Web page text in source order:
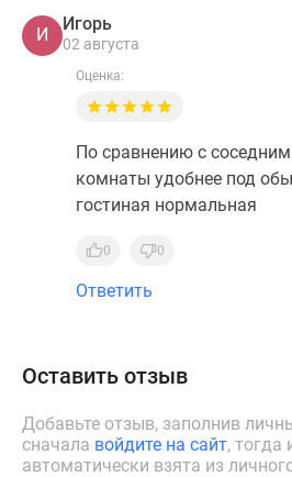
И
Игорь
02 августа
Оценка:
По сравнению с
комнаты удобнее под
гостиная нормальная
0 0
Ответить
Оставить отзыв
Добавьте отзыв, заполнив
сначала войдите на сайт, тогда
автоматически взята из